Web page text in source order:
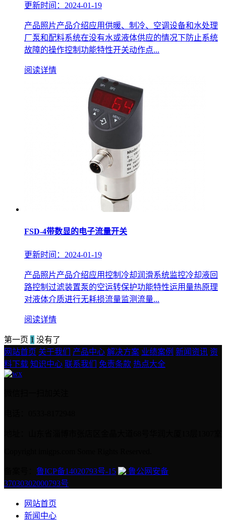
更新时间：2024-01-19
产品照片产品介绍应用供暖、制冷、空调设备和水处理
厂泵和配料系统在没有水或液体供应的情况下防止系统
故障的操作控制功能特性开关动作点...
阅读详情
FSD-4带数显的电子流量开关
更新时间：2024-01-19
产品照片产品介绍应用控制冷却润滑系统监控冷却液回
路控制过滤装置泵的空运转保护功能特性运用量热原理
对液体介质进行无耗损流量监测流量...
阅读详情
第一页 1 没有了
网站首页 关于我们 产品中心 解决方案 业绩案例 新闻资讯 资
料下载 知识中心 联系我们 免责条款 热点大全
鲁ICP备14020793号-15
鲁公网安备
37030302000793号
网站首页
新闻中心